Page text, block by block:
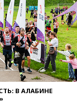
детства Нила
впервые за 38 лет
на продажу
России стоит
к продолжению
конфликта
заявил, что
бы соглашение с
В АЛАБИНЕ